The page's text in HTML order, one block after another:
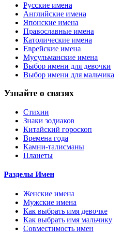
Русские имена
Английские имена
Японские имена
Православные имена
Католические имена
Еврейские имена
Мусульманские имена
Выбор имени для девочки
Выбор имени для мальчика
Узнайте о связях
Стихии
Знаки зодиаков
Китайский гороскоп
Времена года
Камни-талисманы
Планеты
Разделы Имен
Женские имена
Мужские имена
Как выбрать имя девочке
Как выбрать имя мальчику
Совместимость имен